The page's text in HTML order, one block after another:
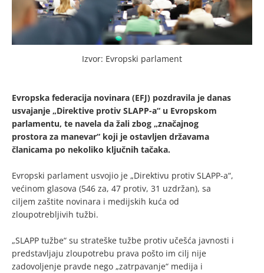
Izvor: Evropski parlament
Evropska federacija novinara (EFJ) pozdravila je danas
usvajanje „Direktive protiv SLAPP-a“ u Evropskom
parlamentu, te navela da žali zbog „značajnog
prostora za manevar“ koji je ostavljen državama
članicama po nekoliko ključnih tačaka.
Evropski parlament usvojio je „Direktivu protiv SLAPP-a“,
većinom glasova (546 za, 47 protiv, 31 uzdržan), sa
ciljem zaštite novinara i medijskih kuća od
zloupotrebljivih tužbi.
„SLAPP tužbe“ su strateške tužbe protiv učešća javnosti i
predstavljaju zloupotrebu prava pošto im cilj nije
zadovoljenje pravde nego „zatrpavanje“ medija i